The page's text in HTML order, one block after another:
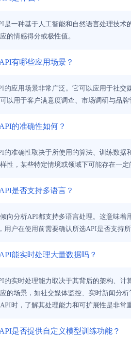
是一种基于人工智能和自然语言处理技
的情感得分或极性值。
有哪些应用场景？
的应用场景非常广泛。它可以应用于社
以用于客户满意度调查、市场调研与品
的准确性如何？
的准确性取决于所使用的算法、训练数
性，某些特定情境或领域下可能存在一
是否支持多语言？
向分析API都支持多语言处理。这意味
用户在使用前需要确认所选API是否支持
能实时处理大量数据吗？
的实时处理能力取决于其背后的架构、
的场景，如社交媒体监控、实时新闻分
时，了解其处理能力和可扩展性是非常
是否提供自定义模型训练功能？